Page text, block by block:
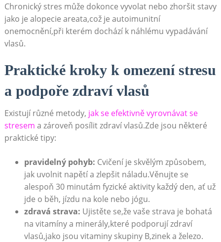
Chronický⁤ stres může dokonce vyvolat nebo zhoršit stavy
jako je ⁢alopecie‌ areata,což ‍je ​autoimunitní
onemocnění,při kterém dochází k náhlému vypadávání
vlasů.
Praktické kroky k omezení stresu
a ⁤podpoře zdraví vlasů
Existují různé metody, jak se efektivně vyrovnávat se
stresem a zároveň posílit zdraví vlasů.Zde ⁣jsou některé⁣
praktické​ tipy:
pravidelný pohyb: Cvičení je skvělým ​způsobem,⁢
jak​ uvolnit napětí a zlepšit náladu.Věnujte se⁢
alespoň 30 minutám fyzické ⁣aktivity každý den, ‌ať už
jde o běh, jízdu na kole‍ nebo jógu.
zdravá ⁤strava: Ujistěte se,že vaše strava je bohatá
na vitamíny a minerály,které podporují zdraví
vlasů,jako jsou vitaminy skupiny B,zinek a⁤ železo.